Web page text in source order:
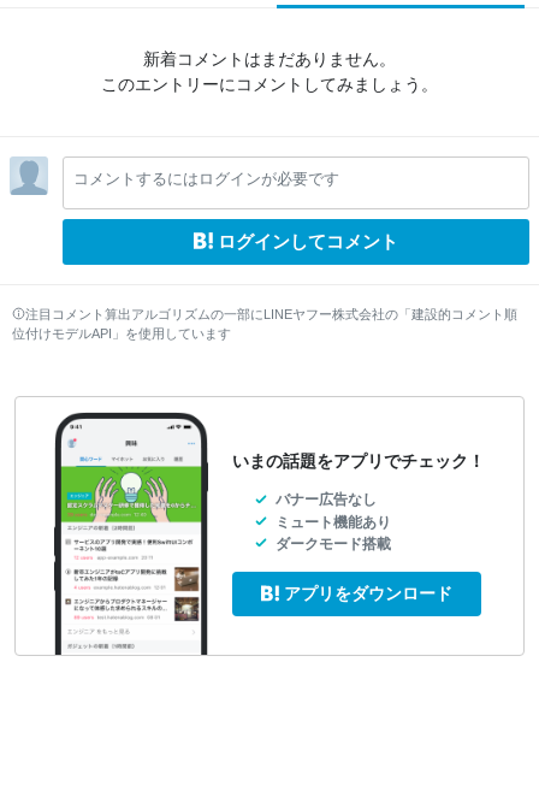
新着コメントはまだありません。
このエントリーにコメントしてみましょう。
コメントするにはログインが必要です
ログインしてコメント
注目コメント算出アルゴリズムの一部にLINEヤフー株式会社の「建設的コメント順
位付けモデルAPI」を使用しています
いまの話題をアプリでチェック！
バナー広告なし
ミュート機能あり
ダークモード搭載
アプリをダウンロード